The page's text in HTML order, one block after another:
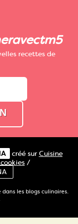
recettes de
créé sur Cuisine
/
les blogs culinaires.